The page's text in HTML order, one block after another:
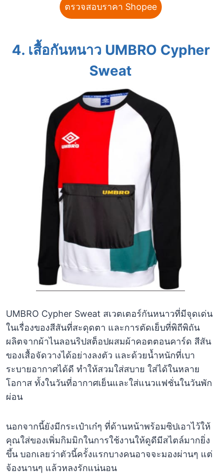
ตรวจสอบราคา Shopee
4. เสื้อกันหนาว UMBRO Cypher
Sweat
UMBRO Cypher Sweat สเวตเตอร์กันหนาวที่มีจุดเด่น
ในเรื่องของสีสันที่สะดุดตา และการตัดเย็บที่พิถีพิถัน
ผลิตจากผ้าไนลอนริปสต็อปผสมผ้าคอตตอนคาร์ด สีสัน
ของเสื้อจัดวางได้อย่างลงตัว และด้วยน้ำหนักที่เบา
ระบายอากาศได้ดี ทำให้สวมใส่สบาย ใส่ได้ในหลาย
โอกาส ทั้งในวันที่อากาศเย็นและใส่แนวแฟชั่นในวันพัก
ผ่อน
นอกจากนี้ยังมีกระเป๋าเก๋ๆ ที่ด้านหน้าพร้อมซิปเอาไว้ให้
คุณใส่ของเพิ่มกิมมิกในการใช้งานให้ดูดีมีสไตล์มากยิ่ง
ขึ้น บอกเลยว่าตัวนี้ครั้งแรกบางคนอาจจะมองผ่านๆ แต่
จ้องนานๆ แล้วหลงรักแน่นอน